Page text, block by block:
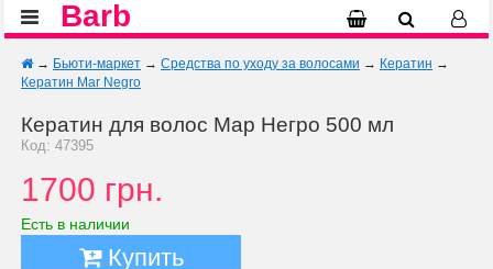
Barb
→ Бьюти-маркет → Средства по уходу за волосами → Кератин →
Кератин Mar Negro
Кератин для волос Мар Негро 500 мл
Код: 47395
1700 грн.
Есть в наличии
Купить